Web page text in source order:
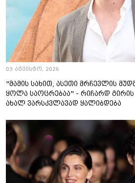
03 აგვისტო, 2026
"მამის სახით, ასეთი მრჩევლის
ყოლა საოცრებაა" - რიჩარდ გირის
ახალ ვარსკვლავად ყალიბდება